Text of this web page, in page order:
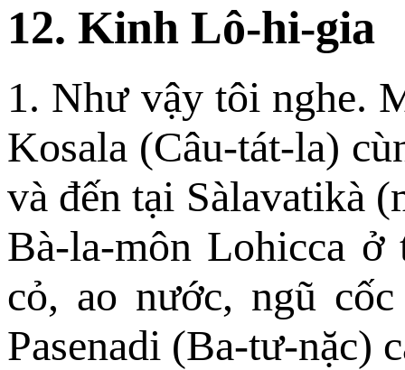
12. Kinh Lô-hi-gia
1. Như vậy tôi nghe.
Kosala (Câu-tát-la)
và đến tại Sàlavatikà
Bà-la-môn Lohicca ở
cỏ, ao nước, ngũ
Pasenadi (Ba-tư-nặc)